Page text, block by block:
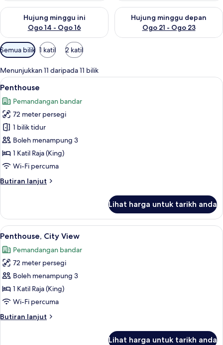
Hujung minggu ini
Ogo 14 - Ogo 16
Semak ketersediaan untuk hujung minggu ini Ogo 14 - Ogo 16
Hujung minggu depan
Ogo 21 - Ogo 23
Semak ketersediaan untuk
Penapis
yang
tersedia
untuk
bilik
Semua bilik 1 katil 2 katil
Menunjukkan 11 daripada 11 bilik
Lihat
semua
foto
untuk
Penthouse
Penthouse | Ruang tamu | 55 inci
5
Penthouse
Pemandangan bandar
72 meter persegi
1 bilik tidur
Boleh menampung 3
1 Katil Raja (King)
Wi-Fi percuma
Butiran lanjut
Butiran
Lihat harga untuk tarikh anda
Lihat
semua
foto
untuk
Penthouse,
City
View
Penthouse, City View | Ruang tamu |
5
Penthouse, City View
Pemandangan bandar
72 meter persegi
Boleh menampung 3
1 Katil Raja (King)
Wi-Fi percuma
Butiran lanjut
Butiran
Lihat harga untuk tarikh anda